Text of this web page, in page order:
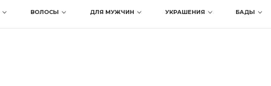
ВОЛОСЫ ДЛЯ МУЖЧИН УКРАШЕНИЯ БАДЫ